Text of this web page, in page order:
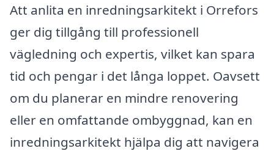
Att anlita en inredningsarkitekt i Orrefors
ger dig tillgång till professionell
vägledning och expertis, vilket kan spara
tid och pengar i det långa loppet. Oavsett
om du planerar en mindre renovering
eller en omfattande ombyggnad, kan en
inredningsarkitekt hjälpa dig att navigera